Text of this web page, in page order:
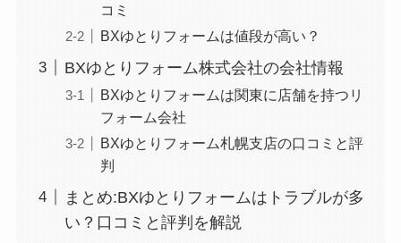
コミ
BXゆとりフォームは値段が高い？
BXゆとりフォーム株式会社の会社情報
BXゆとりフォームは関東に店舗を持つリ
フォーム会社
BXゆとりフォーム札幌支店の口コミと評
判
まとめ:BXゆとりフォームはトラブルが多
い？口コミと評判を解説